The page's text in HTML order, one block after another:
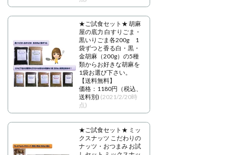
★ご試食セット★ 胡麻
屋の底力 白すりごま・
黒いりごま各200g 1
袋ずつと香る白・黒・
金胡麻（200g）の5種
類からお好きな胡麻を
1袋お選び下さい。
【送料無料】
価格：1180円（税込、
送料別) (2021/2/20時
点)
★ご試食セット★ ミッ
クスナッツ こだわりの
ナッツ・おつまみ お試